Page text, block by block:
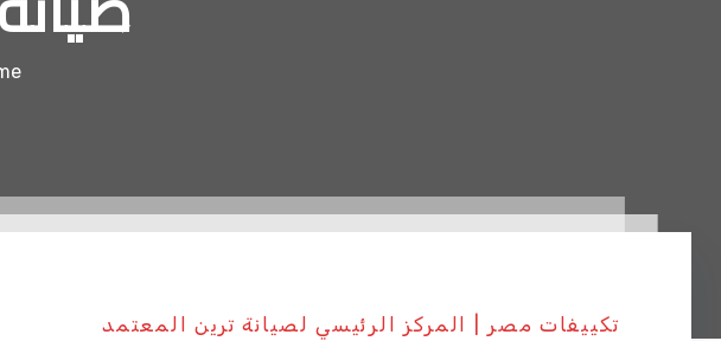
تكييفات مصر | المركز الرئيسي لصيانة ترين المعتمد